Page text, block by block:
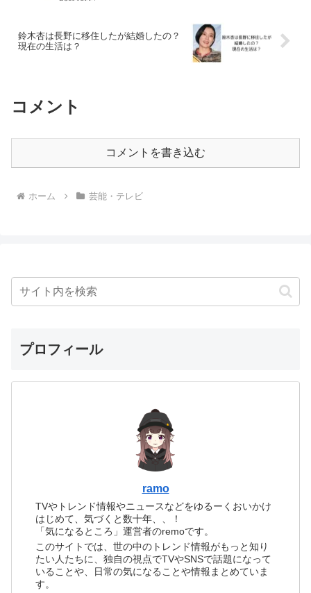
鈴木杏は長野に移住したが結婚したの？
現在の生活は？
コメント
コメントを書き込む
ホーム 芸能・テレビ
プロフィール
ramo
TVやトレンド情報やニュースなどをゆるーくおいかけ
はじめて、気づくと数十年、、！
「気になるところ」運営者のremoです。
このサイトでは、世の中のトレンド情報がもっと知り
たい人たちに、独自の視点でTVやSNSで話題になって
いることや、日常の気になることや情報まとめていま
す。